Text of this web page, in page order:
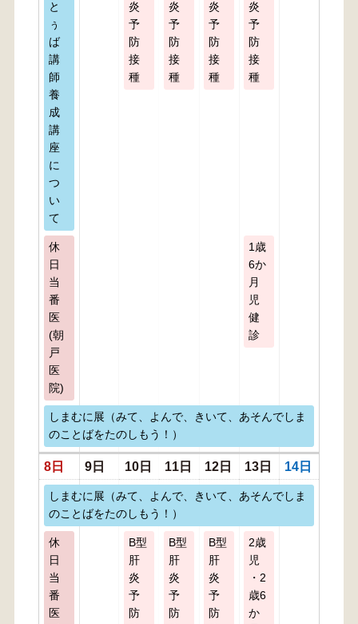
と
ぅ
ば
講
師
養
成
講
座
に
つ
い
て
炎
予
防
接
種
炎
予
防
接
種
炎
予
防
接
種
炎
予
防
接
種
休
日
当
番
医
(朝
戸
医
院)
1歳
6か
月
児
健
診
しまむに展（みて、よんで、きいて、あそんでしま
のことばをたのしもう！）
8日 9日 10日 11日 12日 13日 14日
しまむに展（みて、よんで、きいて、あそんでしま
のことばをたのしもう！）
休
日
当
番
医
B型
肝
炎
予
防
B型
肝
炎
予
防
B型
肝
炎
予
防
2歳
児
・2
歳6
か